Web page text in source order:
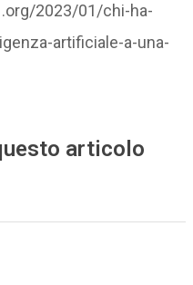
2023/01/chi-ha-
artificiale-a-una-
articolo